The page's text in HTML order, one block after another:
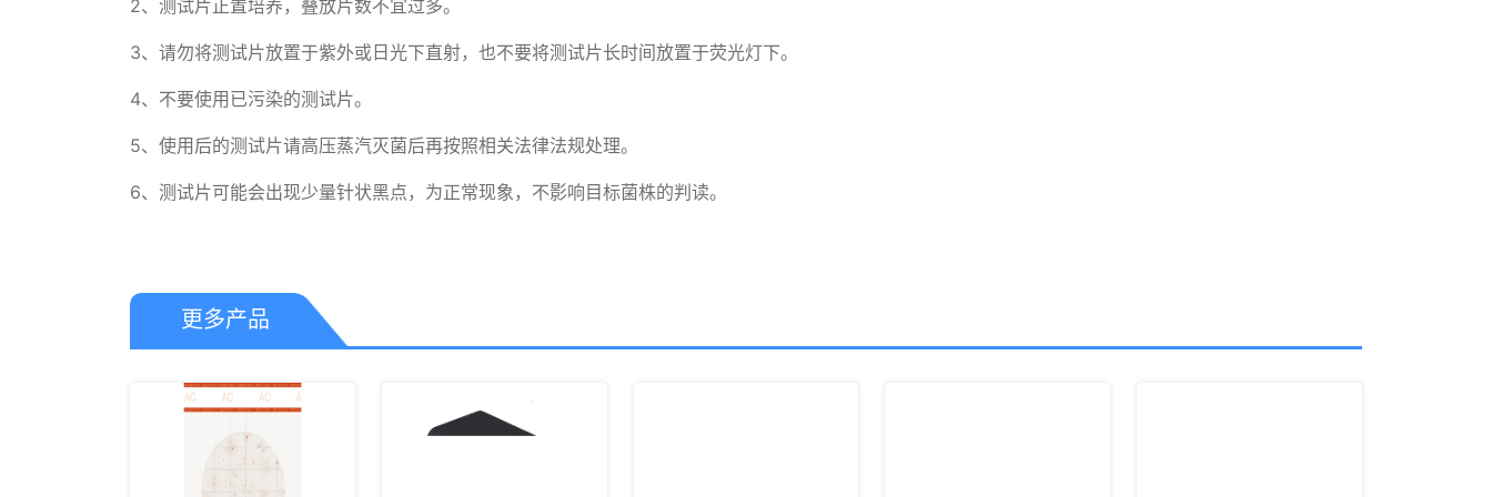
2、测试片正置培养，叠放片数不宜过多。
3、请勿将测试片放置于紫外或日光下直射，也不要将测试片长时间放置于荧光灯下。
4、不要使用已污染的测试片。
5、使用后的测试片请高压蒸汽灭菌后再按照相关法律法规处理。
6、测试片可能会出现少量针状黑点，为正常现象，不影响目标菌株的判读。
更多产品